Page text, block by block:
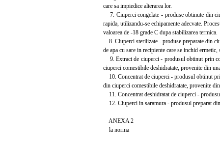
care sa impiedice alterarea lor.
7. Ciuperci congelate - produse obtinute din
rapida, utilizandu-se echipamente adecvate.
valoarea de -18 grade C dupa stabilizarea termica.
8. Ciuperci sterilizate - produse preparate din
de apa cu sare in recipiente care se inchid
9. Extract de ciuperci - produsul obtinut prin
ciuperci comestibile deshidratate, provenite din
10. Concentrat de ciuperci - produsul obtinut
din ciuperci comestibile deshidratate, provenite
11. Concentrat deshidratat de ciuperci -
12. Ciuperci in saramura - produsul preparat
ANEXA 2
la norma